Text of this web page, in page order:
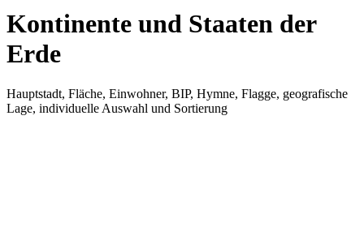
Kontinente und Staaten der
Erde
Hauptstadt, Fläche, Einwohner, BIP, Hymne, Flagge, geografische
Lage, individuelle Auswahl und Sortierung